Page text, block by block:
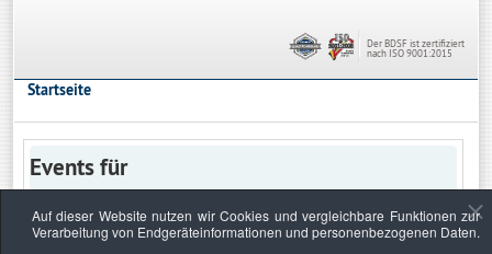
Der BDSF ist zertifiziert
nach ISO 9001:2015
Startseite
Events für
Auf dieser Website nutzen wir Cookies und vergleichbare Funktionen zur
Verarbeitung von Endgeräteinformationen und personenbezogenen Daten.